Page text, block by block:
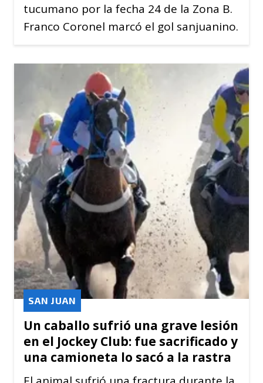
tucumano por la fecha 24 de la Zona B.
Franco Coronel marcó el gol sanjuanino.
Un caballo sufrió una grave lesión
en el Jockey Club: fue sacrificado y
una camioneta lo sacó a la rastra
SAN JUAN